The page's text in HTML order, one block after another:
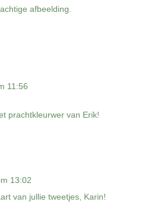
afbeelding.
11:56
prachtkleurwer van Erik!
13:02
van jullie tweetjes, Karin!